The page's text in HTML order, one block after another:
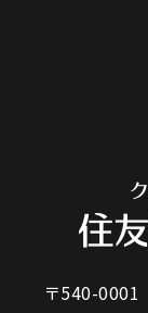
〒540-0001